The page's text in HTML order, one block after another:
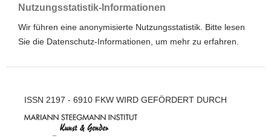
Nutzungsstatistik-Informationen
Wir führen eine anonymisierte Nutzungsstatistik. Bitte lesen
Sie die Datenschutz-Informationen, um mehr zu erfahren.
ISSN 2197 - 6910 FKW WIRD GEFÖRDERT DURCH